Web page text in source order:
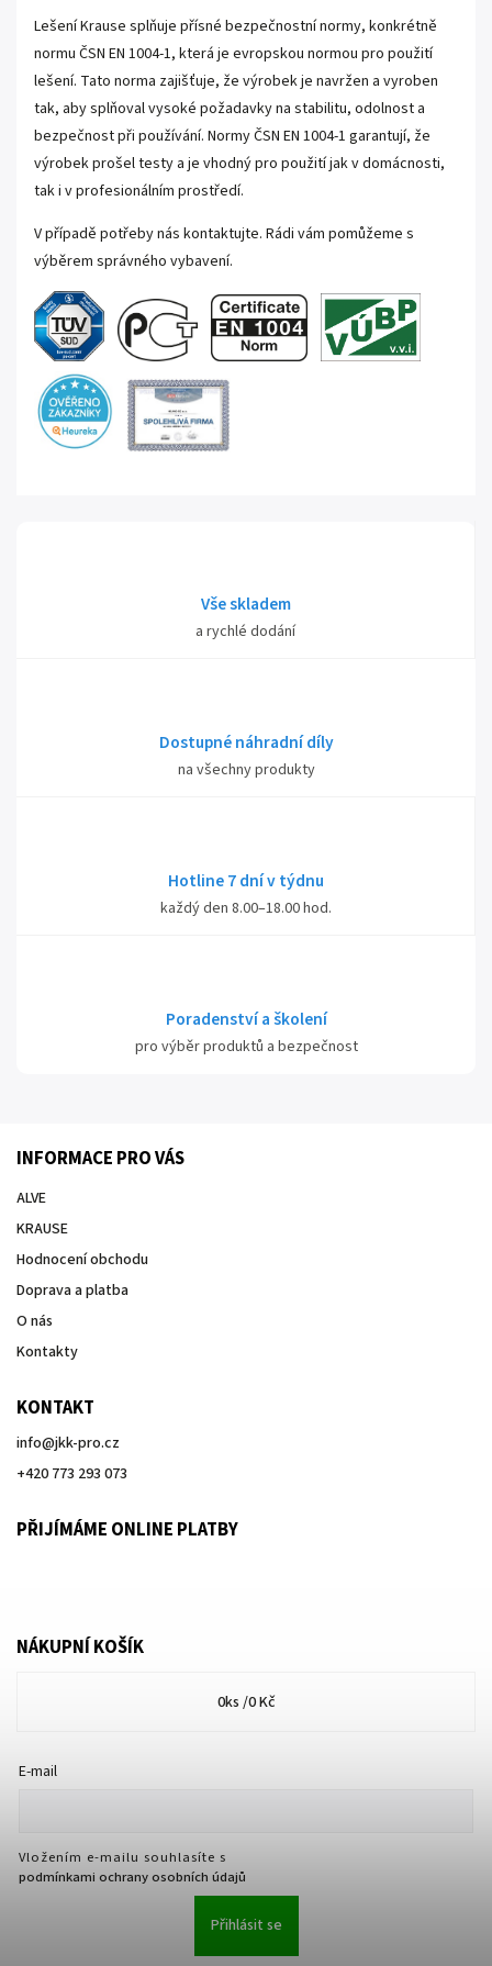
Lešení Krause splňuje přísné bezpečnostní normy, konkrétně
normu ČSN EN 1004-1, která je evropskou normou pro použití
lešení. Tato norma zajišťuje, že výrobek je navržen a vyroben
tak, aby splňoval vysoké požadavky na stabilitu, odolnost a
bezpečnost při používání. Normy ČSN EN 1004-1 garantují, že
výrobek prošel testy a je vhodný pro použití jak v domácnosti,
tak i v profesionálním prostředí.
V případě potřeby nás kontaktujte. Rádi vám pomůžeme s
výběrem správného vybavení.
Vše skladem
a rychlé dodání
Dostupné náhradní díly
na všechny produkty
Hotline 7 dní v týdnu
každý den 8.00–18.00 hod.
Poradenství a školení
pro výběr produktů a bezpečnost
INFORMACE PRO VÁS
ALVE
KRAUSE
Hodnocení obchodu
Doprava a platba
O nás
Kontakty
KONTAKT
info@jkk-pro.cz
+420 773 293 073
PŘIJÍMÁME ONLINE PLATBY
NÁKUPNÍ KOŠÍK
0ks /0 Kč
E-mail
Vložením e-mailu souhlasíte s
podmínkami ochrany osobních údajů
Přihlásit se